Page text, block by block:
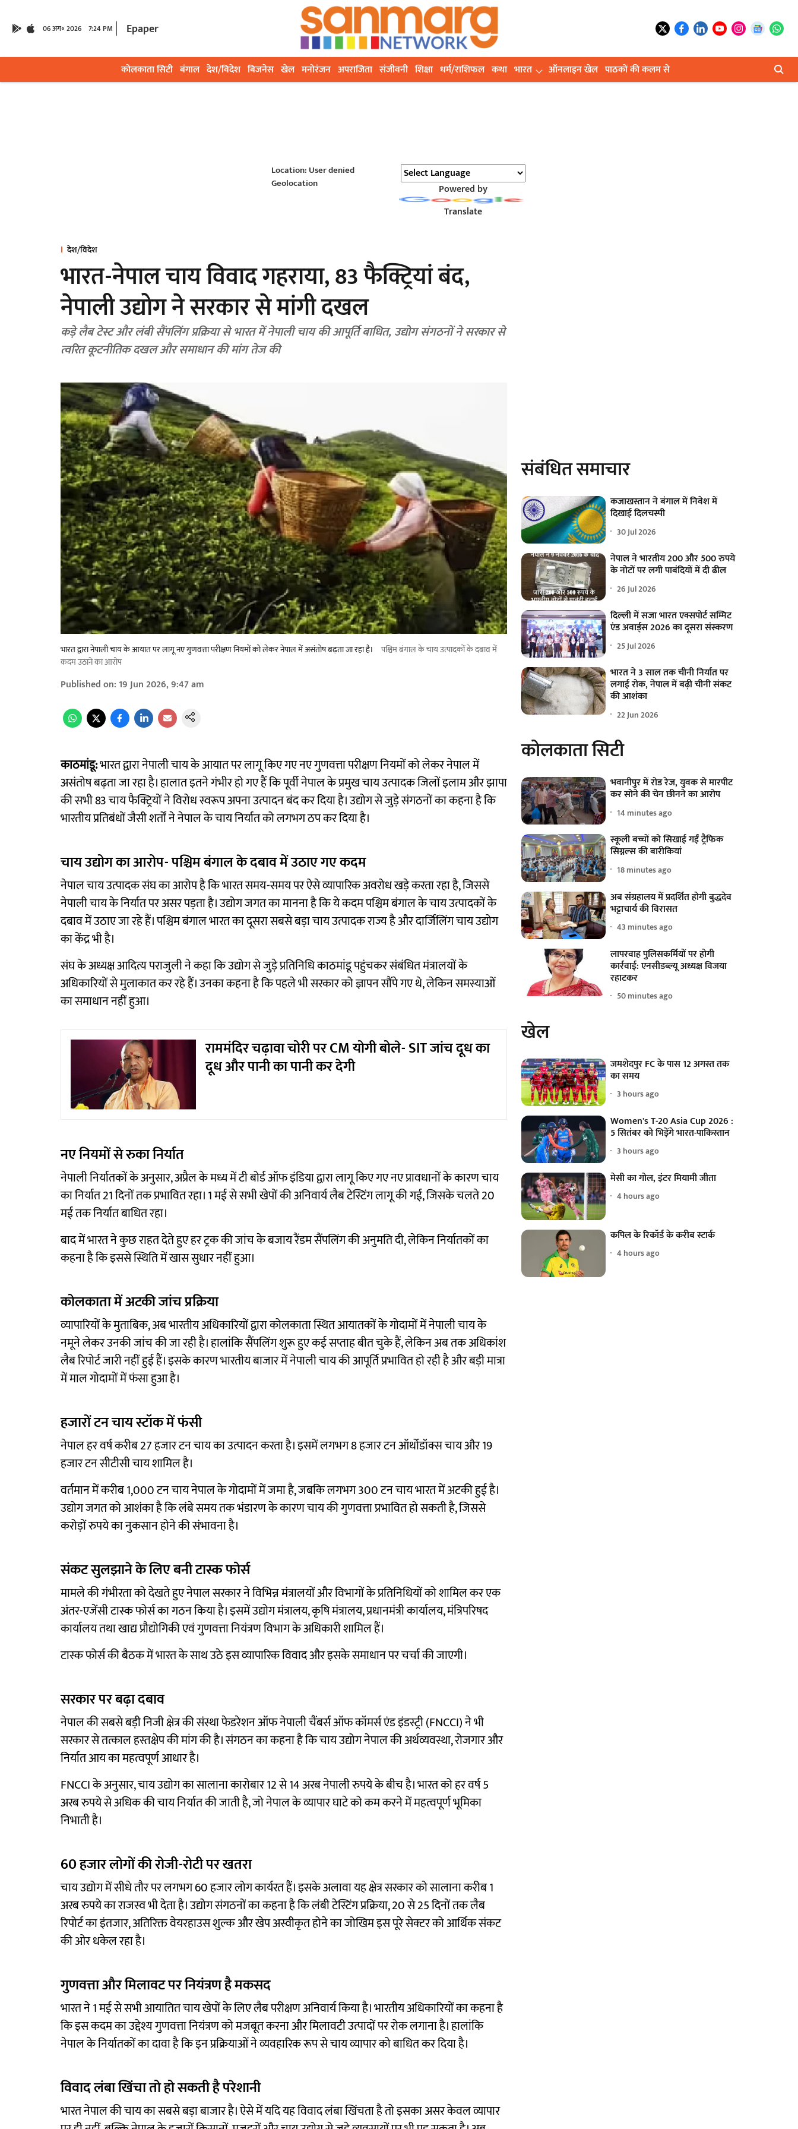
06 अग॰ 2026 7:24 PM Epaper
कोलकाता सिटी बंगाल देश/विदेश बिजनेस खेल मनोरंजन अपराजिता संजीवनी शिक्षा धर्म/राशिफल कथा भारत ऑनलाइन खेल पाठकों की कलम से
Location: User denied
Geolocation
Powered by
Translate
देश/विदेश
भारत-नेपाल चाय विवाद गहराया, 83 फैक्ट्रियां बंद,
नेपाली उद्योग ने सरकार से मांगी दखल
कड़े लैब टेस्ट और लंबी सैंपलिंग प्रक्रिया से भारत में नेपाली चाय की आपूर्ति बाधित, उद्योग संगठनों ने सरकार से
त्वरित कूटनीतिक दखल और समाधान की मांग तेज की
भारत द्वारा नेपाली चाय के आयात पर लागू नए गुणवत्ता परीक्षण नियमों को लेकर नेपाल में असंतोष बढ़ता जा रहा है।
पश्चिम बंगाल के चाय उत्पादकों के दबाव में
कदम उठाने का आरोप
Published on: 19 Jun 2026, 9:47 am
काठमांडू:भारत द्वारा नेपाली चाय के आयात पर लागू किए गए नए गुणवत्ता परीक्षण नियमों को लेकर नेपाल में
असंतोष बढ़ता जा रहा है। हालात इतने गंभीर हो गए हैं कि पूर्वी नेपाल के प्रमुख चाय उत्पादक जिलों इलाम और झापा
की सभी 83 चाय फैक्ट्रियों ने विरोध स्वरूप अपना उत्पादन बंद कर दिया है। उद्योग से जुड़े संगठनों का कहना है कि
भारतीय प्रतिबंधों जैसी शर्तों ने नेपाल के चाय निर्यात को लगभग ठप कर दिया है।
चाय उद्योग का आरोप- पश्चिम बंगाल के दबाव में उठाए गए कदम
नेपाल चाय उत्पादक संघ का आरोप है कि भारत समय-समय पर ऐसे व्यापारिक अवरोध खड़े करता रहा है, जिससे
नेपाली चाय के निर्यात पर असर पड़ता है। उद्योग जगत का मानना है कि ये कदम पश्चिम बंगाल के चाय उत्पादकों के
दबाव में उठाए जा रहे हैं। पश्चिम बंगाल भारत का दूसरा सबसे बड़ा चाय उत्पादक राज्य है और दार्जिलिंग चाय उद्योग
का केंद्र भी है।
संघ के अध्यक्ष आदित्य पराजुली ने कहा कि उद्योग से जुड़े प्रतिनिधि काठमांडू पहुंचकर संबंधित मंत्रालयों के
अधिकारियों से मुलाकात कर रहे हैं। उनका कहना है कि पहले भी सरकार को ज्ञापन सौंपे गए थे, लेकिन समस्याओं
का समाधान नहीं हुआ।
राममंदिर चढ़ावा चोरी पर CM योगी बोले- SIT जांच दूध का
दूध और पानी का पानी कर देगी
नए नियमों से रुका निर्यात
नेपाली निर्यातकों के अनुसार, अप्रैल के मध्य में टी बोर्ड ऑफ इंडिया द्वारा लागू किए गए नए प्रावधानों के कारण चाय
का निर्यात 21 दिनों तक प्रभावित रहा। 1 मई से सभी खेपों की अनिवार्य लैब टेस्टिंग लागू की गई, जिसके चलते 20
मई तक निर्यात बाधित रहा।
बाद में भारत ने कुछ राहत देते हुए हर ट्रक की जांच के बजाय रैंडम सैंपलिंग की अनुमति दी, लेकिन निर्यातकों का
कहना है कि इससे स्थिति में खास सुधार नहीं हुआ।
कोलकाता में अटकी जांच प्रक्रिया
व्यापारियों के मुताबिक, अब भारतीय अधिकारियों द्वारा कोलकाता स्थित आयातकों के गोदामों में नेपाली चाय के
नमूने लेकर उनकी जांच की जा रही है। हालांकि सैंपलिंग शुरू हुए कई सप्ताह बीत चुके हैं, लेकिन अब तक अधिकांश
लैब रिपोर्ट जारी नहीं हुई हैं। इसके कारण भारतीय बाजार में नेपाली चाय की आपूर्ति प्रभावित हो रही है और बड़ी मात्रा
में माल गोदामों में फंसा हुआ है।
हजारों टन चाय स्टॉक में फंसी
नेपाल हर वर्ष करीब 27 हजार टन चाय का उत्पादन करता है। इसमें लगभग 8 हजार टन ऑर्थोडॉक्स चाय और 19
हजार टन सीटीसी चाय शामिल है।
वर्तमान में करीब 1,000 टन चाय नेपाल के गोदामों में जमा है, जबकि लगभग 300 टन चाय भारत में अटकी हुई है।
उद्योग जगत को आशंका है कि लंबे समय तक भंडारण के कारण चाय की गुणवत्ता प्रभावित हो सकती है, जिससे
करोड़ों रुपये का नुकसान होने की संभावना है।
संकट सुलझाने के लिए बनी टास्क फोर्स
मामले की गंभीरता को देखते हुए नेपाल सरकार ने विभिन्न मंत्रालयों और विभागों के प्रतिनिधियों को शामिल कर एक
अंतर-एजेंसी टास्क फोर्स का गठन किया है। इसमें उद्योग मंत्रालय, कृषि मंत्रालय, प्रधानमंत्री कार्यालय, मंत्रिपरिषद
कार्यालय तथा खाद्य प्रौद्योगिकी एवं गुणवत्ता नियंत्रण विभाग के अधिकारी शामिल हैं।
टास्क फोर्स की बैठक में भारत के साथ उठे इस व्यापारिक विवाद और इसके समाधान पर चर्चा की जाएगी।
सरकार पर बढ़ा दबाव
नेपाल की सबसे बड़ी निजी क्षेत्र की संस्था फेडरेशन ऑफ नेपाली चैंबर्स ऑफ कॉमर्स एंड इंडस्ट्री (FNCCI) ने भी
सरकार से तत्काल हस्तक्षेप की मांग की है। संगठन का कहना है कि चाय उद्योग नेपाल की अर्थव्यवस्था, रोजगार और
निर्यात आय का महत्वपूर्ण आधार है।
FNCCI के अनुसार, चाय उद्योग का सालाना कारोबार 12 से 14 अरब नेपाली रुपये के बीच है। भारत को हर वर्ष 5
अरब रुपये से अधिक की चाय निर्यात की जाती है, जो नेपाल के व्यापार घाटे को कम करने में महत्वपूर्ण भूमिका
निभाती है।
60 हजार लोगों की रोजी-रोटी पर खतरा
चाय उद्योग में सीधे तौर पर लगभग 60 हजार लोग कार्यरत हैं। इसके अलावा यह क्षेत्र सरकार को सालाना करीब 1
अरब रुपये का राजस्व भी देता है। उद्योग संगठनों का कहना है कि लंबी टेस्टिंग प्रक्रिया, 20 से 25 दिनों तक लैब
रिपोर्ट का इंतजार, अतिरिक्त वेयरहाउस शुल्क और खेप अस्वीकृत होने का जोखिम इस पूरे सेक्टर को आर्थिक संकट
की ओर धकेल रहा है।
गुणवत्ता और मिलावट पर नियंत्रण है मकसद
भारत ने 1 मई से सभी आयातित चाय खेपों के लिए लैब परीक्षण अनिवार्य किया है। भारतीय अधिकारियों का कहना है
कि इस कदम का उद्देश्य गुणवत्ता नियंत्रण को मजबूत करना और मिलावटी उत्पादों पर रोक लगाना है। हालांकि
नेपाल के निर्यातकों का दावा है कि इन प्रक्रियाओं ने व्यवहारिक रूप से चाय व्यापार को बाधित कर दिया है।
विवाद लंबा खिंचा तो हो सकती है परेशानी
भारत नेपाल की चाय का सबसे बड़ा बाजार है। ऐसे में यदि यह विवाद लंबा खिंचता है तो इसका असर केवल व्यापार
संबंधित समाचार
कजाखस्तान ने बंगाल में निवेश में
दिखाई दिलचस्पी
30 Jul 2026
नेपाल ने भारतीय 200 और 500 रुपये
के नोटों पर लगी पाबंदियों में दी ढील
26 Jul 2026
दिल्ली में सजा भारत एक्सपोर्ट सम्मिट
एंड अवार्ड्स 2026 का दूसरा संस्करण
25 Jul 2026
भारत ने 3 साल तक चीनी निर्यात पर
लगाई रोक, नेपाल में बढ़ी चीनी संकट
की आशंका
22 Jun 2026
कोलकाता सिटी
भवानीपुर में रोड रेज, युवक से मारपीट
कर सोने की चेन छीनने का आरोप
14 minutes ago
स्कूली बच्चों को सिखाई गईं ट्रैफिक
सिग्नल्स की बारीकियां
18 minutes ago
अब संग्रहालय में प्रदर्शित होगी बुद्धदेव
भट्टाचार्य की विरासत
43 minutes ago
लापरवाह पुलिसकर्मियों पर होगी
कार्रवाई: एनसीडब्ल्यू अध्यक्ष विजया
रहाटकर
50 minutes ago
खेल
जमशेदपुर FC के पास 12 अगस्त तक
का समय
3 hours ago
Women's T-20 Asia Cup 2026 :
5 सितंबर को भिड़ेंगे भारत-पाकिस्तान
3 hours ago
मेसी का गोल, इंटर मियामी जीता
4 hours ago
कपिल के रिकॉर्ड के करीब स्टार्क
4 hours ago